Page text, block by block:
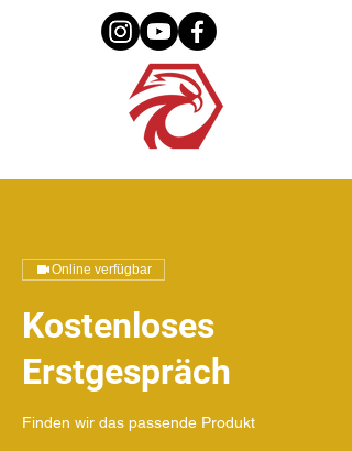
Online verfügbar
Kostenloses
Erstgespräch
Finden wir das passende Produkt